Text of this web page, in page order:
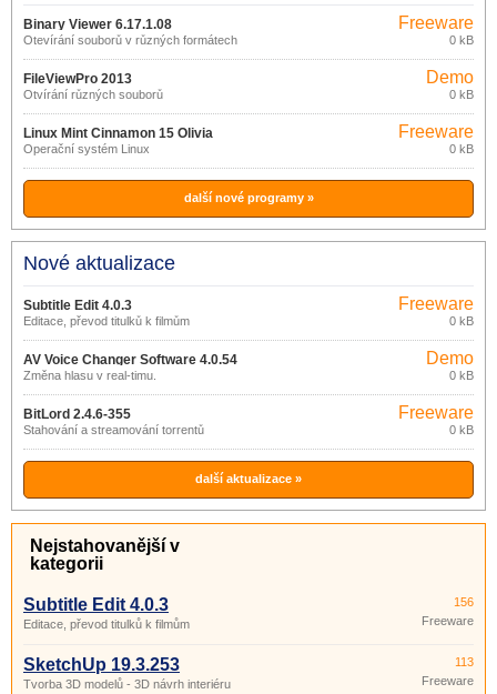
Binary Viewer 6.17.1.08
Otevírání souborů v různých formátech
Freeware
0 kB
FileViewPro 2013
Otvírání různých souborů
Demo
0 kB
Linux Mint Cinnamon 15 Olivia
Operační systém Linux
Freeware
0 kB
další nové programy »
Nové aktualizace
Subtitle Edit 4.0.3
Editace, převod titulků k filmům
Freeware
0 kB
AV Voice Changer Software 4.0.54
Změna hlasu v real-timu.
Demo
0 kB
BitLord 2.4.6-355
Stahování a streamování torrentů
Freeware
0 kB
další aktualizace »
Nejstahovanější v
kategorii
Subtitle Edit 4.0.3
Editace, převod titulků k filmům
156
Freeware
SketchUp 19.3.253
Tvorba 3D modelů - 3D návrh interiéru
113
Freeware